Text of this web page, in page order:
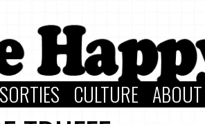
SORTIES CULTURE